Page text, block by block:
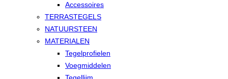
Accessoires
TERRASTEGELS
NATUURSTEEN
MATERIALEN
Tegelprofielen
Voegmiddelen